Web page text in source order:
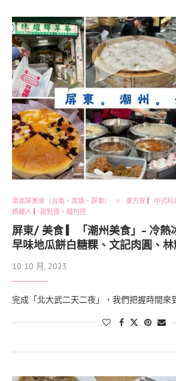
南高屏美食（台南、高雄、屏東）
東方胃 ▎中式料
螞蟻人 ▎甜點胃。麵包控
屏東/ 美食 ▎「潮州美食」- 冷熱
早味地瓜餅白糖粿、文記肉圓、
10 10 月, 2023
完成「北大武二天二夜」，我們把握時間來